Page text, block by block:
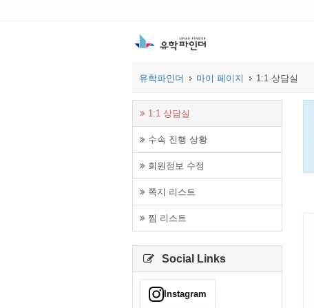
유학파인더 마이 페이지 1:1 상담실
1:1 상담실
수속 진행 상황
회원정보 수정
쪽지 리스트
찜 리스트
Social Links
Instagram